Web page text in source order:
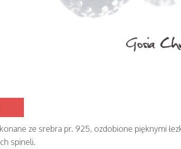
ze srebra pr. 925, ozdobione pięknymi
spineli.